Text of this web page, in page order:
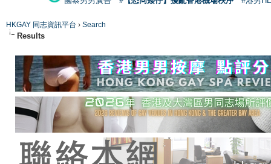
HKGAY 同志資訊平台 › Search
Results